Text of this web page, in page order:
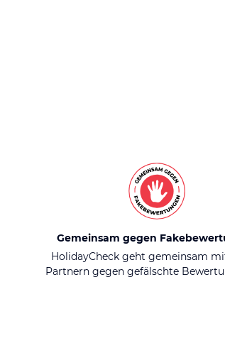
Gemeinsam gegen
HolidayCheck geht gemeinsam
Partnern gegen gefälschte